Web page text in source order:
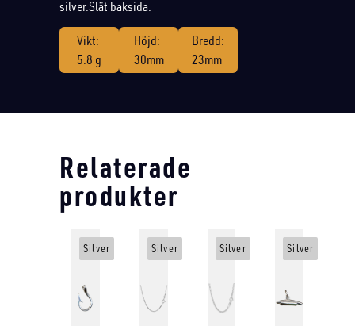
silver.Slät baksida.
Vikt:
5.8 g
Höjd:
30mm
Bredd:
23mm
Relaterade
produkter
Silver Silver Silver Silver